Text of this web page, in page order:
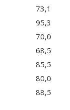
73,1
95,3
70,0
68,5
85,5
80,0
88,5